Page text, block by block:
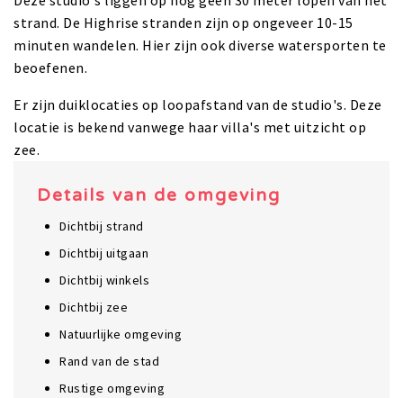
strand. De Highrise stranden zijn op ongeveer 10-15
minuten wandelen. Hier zijn ook diverse watersporten te
beoefenen.
Er zijn duiklocaties op loopafstand van de studio's. Deze
locatie is bekend vanwege haar villa's met uitzicht op
zee.
Details van de omgeving
Dichtbij strand
Dichtbij uitgaan
Dichtbij winkels
Dichtbij zee
Natuurlijke omgeving
Rand van de stad
Rustige omgeving